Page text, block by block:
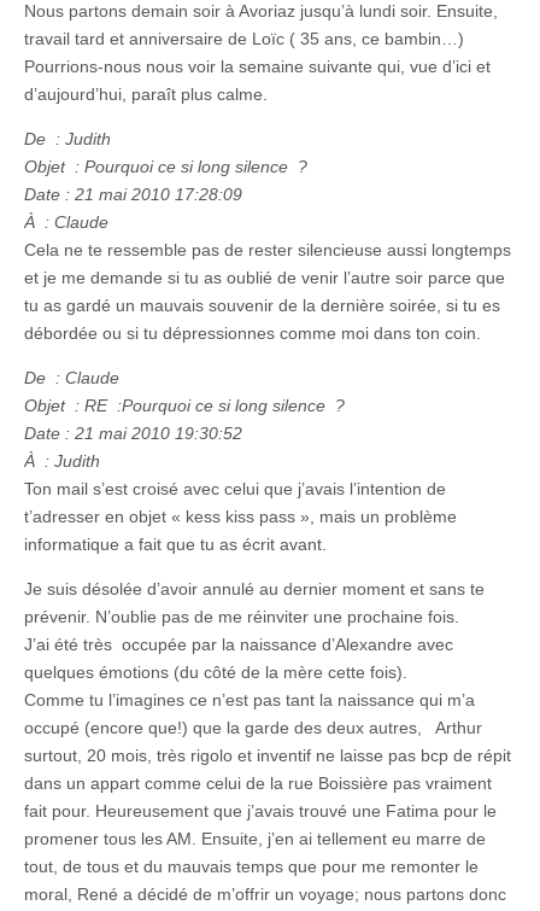
Nous partons demain soir à Avoriaz jusqu’à lundi soir. Ensuite,
travail tard et anniversaire de Loïc ( 35 ans, ce bambin…)
Pourrions-nous nous voir la semaine suivante qui, vue d’ici et
d’aujourd’hui, paraît plus calme.
De : Judith
Objet : Pourquoi ce si long silence ?
Date : 21 mai 2010 17:28:09
À : Claude
Cela ne te ressemble pas de rester silencieuse aussi longtemps
et je me demande si tu as oublié de venir l’autre soir parce que
tu as gardé un mauvais souvenir de la dernière soirée, si tu es
débordée ou si tu dépressionnes comme moi dans ton coin.
De : Claude
Objet : RE :Pourquoi ce si long silence ?
Date : 21 mai 2010 19:30:52
À : Judith
Ton mail s’est croisé avec celui que j’avais l’intention de
t’adresser en objet « kess kiss pass », mais un problème
informatique a fait que tu as écrit avant.
Je suis désolée d’avoir annulé au dernier moment et sans te
prévenir. N’oublie pas de me réinviter une prochaine fois.
J’ai été très occupée par la naissance d’Alexandre avec
quelques émotions (du côté de la mère cette fois).
Comme tu l’imagines ce n’est pas tant la naissance qui m’a
occupé (encore que!) que la garde des deux autres, Arthur
surtout, 20 mois, très rigolo et inventif ne laisse pas bcp de répit
dans un appart comme celui de la rue Boissière pas vraiment
fait pour. Heureusement que j’avais trouvé une Fatima pour le
promener tous les AM. Ensuite, j’en ai tellement eu marre de
tout, de tous et du mauvais temps que pour me remonter le
moral, René a décidé de m’offrir un voyage; nous partons donc